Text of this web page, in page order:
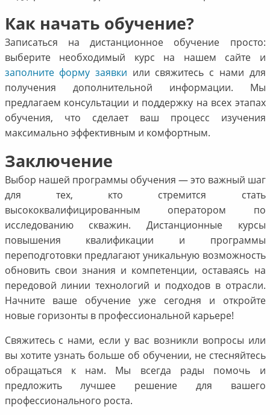
Как начать обучение?
Записаться на дистанционное обучение просто:
выберите необходимый курс на нашем сайте и
заполните форму заявки или свяжитесь с нами для
получения дополнительной информации. Мы
предлагаем консультации и поддержку на всех этапах
обучения, что сделает ваш процесс изучения
максимально эффективным и комфортным.
Заключение
Выбор нашей программы обучения — это важный шаг
для тех, кто стремится стать
высококвалифицированным оператором по
исследованию скважин. Дистанционные курсы
повышения квалификации и программы
переподготовки предлагают уникальную возможность
обновить свои знания и компетенции, оставаясь на
передовой линии технологий и подходов в отрасли.
Начните ваше обучение уже сегодня и откройте
новые горизонты в профессиональной карьере!
Свяжитесь с нами, если у вас возникли вопросы или
вы хотите узнать больше об обучении, не стесняйтесь
обращаться к нам. Мы всегда рады помочь и
предложить лучшее решение для вашего
профессионального роста.